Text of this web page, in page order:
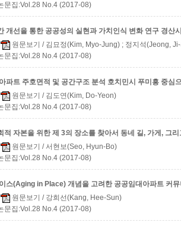
문집:Vol.28 No.4 (2017-08)
개선을 통한 공공성의 실현과 가치인식 변화 연구 경산
원문보기 / 김묘정(Kim, Myo-Jung) ; 정지석(Jeong,
문집:Vol.28 No.4 (2017-08)
파트 주호면적 및 공간구조 분석 호치민시 푸미흥 중심
원문보기 / 김도연(Kim, Do-Yeon)
문집:Vol.28 No.4 (2017-08)
적 자본을 위한 제 3의 장소를 찾아서 동네 길, 가게, 그
원문보기 / 서현보(Seo, Hyun-Bo)
문집:Vol.28 No.4 (2017-08)
스(Aging in Place) 개념을 고려한 공공임대아파트 커
원문보기 / 강희선(Kang, Hee-Sun)
문집:Vol.28 No.4 (2017-08)